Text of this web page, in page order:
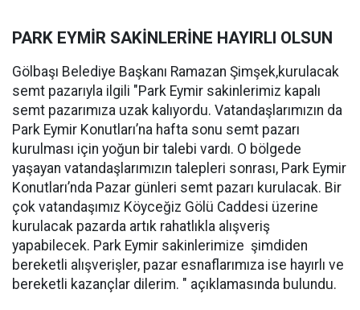
PARK EYMİR SAKİNLERİNE HAYIRLI OLSUN
Gölbaşı Belediye Başkanı Ramazan Şimşek,kurulacak
semt pazarıyla ilgili "Park Eymir sakinlerimiz kapalı
semt pazarımıza uzak kalıyordu. Vatandaşlarımızın da
Park Eymir Konutları’na hafta sonu semt pazarı
kurulması için yoğun bir talebi vardı. O bölgede
yaşayan vatandaşlarımızın talepleri sonrası, Park Eymir
Konutları’nda Pazar günleri semt pazarı kurulacak. Bir
çok vatandaşımız Köyceğiz Gölü Caddesi üzerine
kurulacak pazarda artık rahatlıkla alışveriş
yapabilecek. Park Eymir sakinlerimize şimdiden
bereketli alışverişler, pazar esnaflarımıza ise hayırlı ve
bereketli kazançlar dilerim. " açıklamasında bulundu.